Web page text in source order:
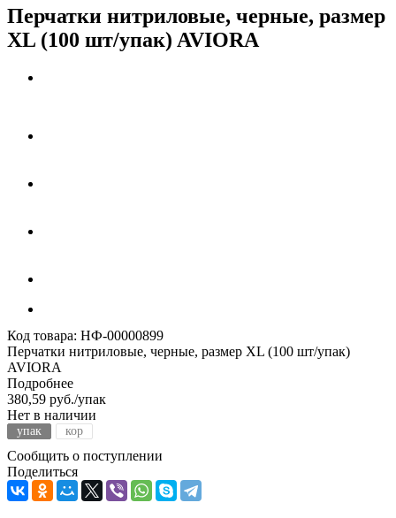
Перчатки нитриловые, черные, размер
XL (100 шт/упак) AVIORA
Код товара: НФ-00000899
Перчатки нитриловые, черные, размер XL (100 шт/упак)
AVIORA
Подробнее
380,59 руб./упак
Нет в наличии
упак кор
Сообщить о поступлении
Поделиться